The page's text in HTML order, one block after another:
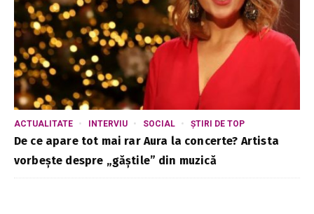
ACTUALITATE INTERVIU SOCIAL ȘTIRI DE TOP
De ce apare tot mai rar Aura la concerte? Artista
vorbește despre „găștile” din muzică